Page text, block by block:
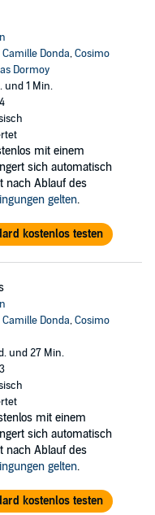
Camille Donda,Cosimo
Dormoy
und 1 Min.
mit einem
sich automatisch
nach Ablauf des
gelten.
kostenlos testen
Camille Donda,Cosimo
und 27 Min.
mit einem
sich automatisch
nach Ablauf des
gelten.
kostenlos testen